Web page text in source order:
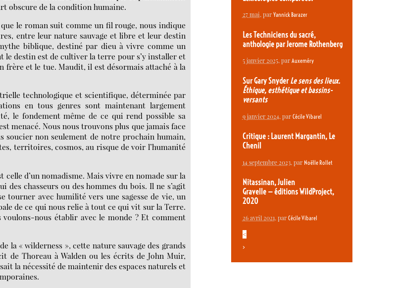
obscure de la condition humaine.
le roman suit comme un fil rouge, nous indique
entre leur nature sauvage et libre et leur destin
biblique, destiné par dieu à vivre comme un
destin est de cultiver la terre pour s’y installer et
frère et le tue. Maudit, il est désormais attaché à la
technologique et scientifique, déterminée par
en tous genres sont maintenant largement
le fondement même de ce qui rend possible sa
menacé. Nous nous trouvons plus que jamais face
soucier non seulement de notre prochain humain,
territoires, cosmos, au risque de voir l’humanité
d’un nomadisme. Mais vivre en nomade sur la
des chasseurs ou des hommes du bois. Il ne s’agit
tourner avec humilité vers une sagesse de vie, un
de ce qui nous relie à tout ce qui vit sur la Terre.
nous établir avec le monde ? Et comment
la « wilderness », cette nature sauvage des grands
de Thoreau à Walden ou les écrits de John Muir,
la nécessité de maintenir des espaces naturels et
27 mai, par Yannick Barazer
Les Techniciens du sacré,
anthologie par Jerome Rothenberg
5 janvier 2025, par Auxeméry
Sur Gary SnyderLe sens des lieux.
Éthique, esthétique et bassins-
versants
9 janvier 2024, par Cécile Vibarel
Critique : Laurent Margantin, Le
Chenil
14 septembre 2023, par Noëlle Rollet
Nitassinan, Julien
Gravelle — éditions WildProject,
2020
26 avril 2021, par Cécile Vibarel
<
>